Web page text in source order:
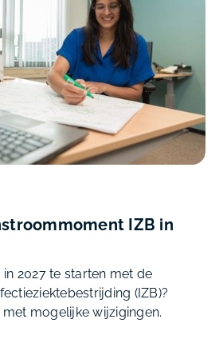
IZB in
2027 te starten met de
(IZB)?
mogelijke wijzigingen.